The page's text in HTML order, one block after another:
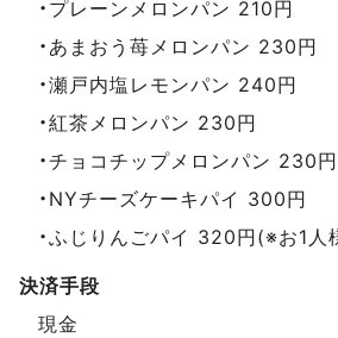
・プレーンメロンパン 210円
・あまおう苺メロンパン 230円
・瀬戸内塩レモンパン 240円
・紅茶メロンパン 230円
・チョコチップメロンパン 230円
・NYチーズケーキパイ 300円
・ふじりんごパイ 320円(※お1人
決済手段
現金